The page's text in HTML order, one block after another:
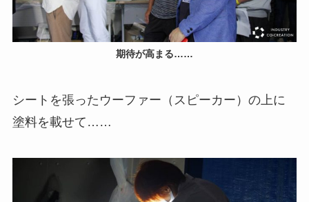
期待が高まる……
シートを張ったウーファー（スピーカー）の上に
塗料を載せて……